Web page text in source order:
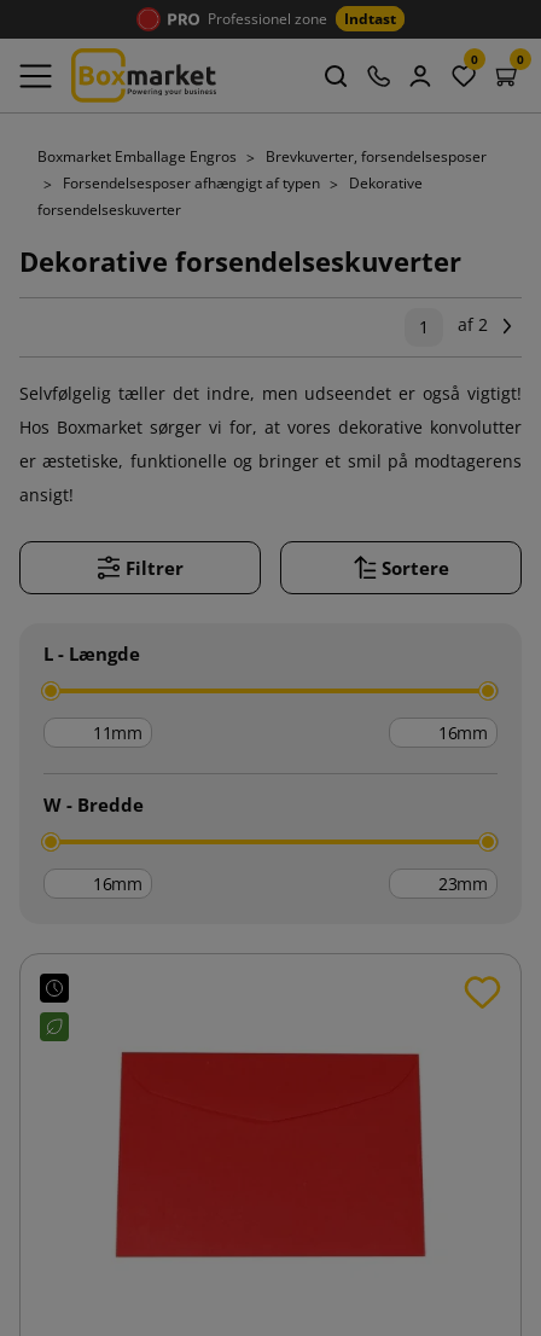
Professionel zone Indtast
0 0
Boxmarket Emballage Engros
Brevkuverter, forsendelsesposer
Forsendelsesposer afhængigt af typen
Dekorative
forsendelseskuverter
Dekorative forsendelseskuverter
1 af 2
Selvfølgelig tæller det indre, men udseendet er også vigtigt!
Hos Boxmarket sørger vi for, at vores dekorative konvolutter
er æstetiske, funktionelle og bringer et smil på modtagerens
ansigt!
Filtrer Sortere
L - Længde
mm mm
W - Bredde
mm mm